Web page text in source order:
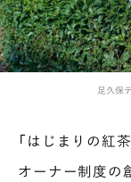
足久保
「はじまりの紅
オーナー制度の